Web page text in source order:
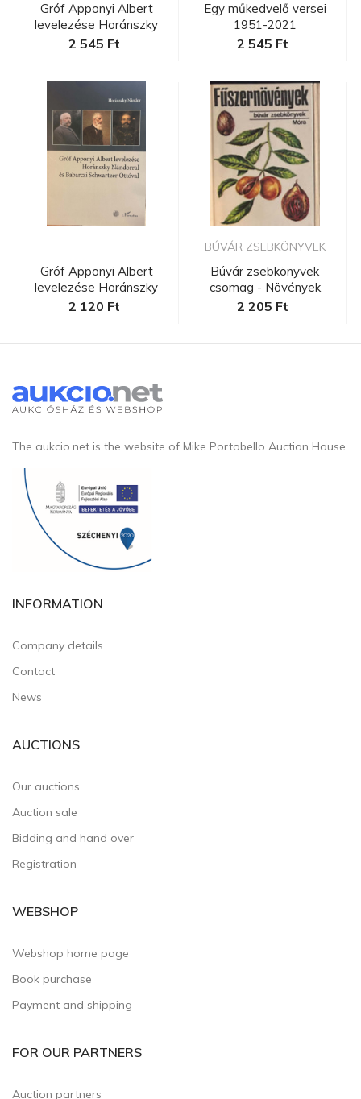
Gróf Apponyi Albert
levelezése Horánszky
Nándorra...
2 545 Ft
Gróf Apponyi Albert
levelezése Horánszky
Nándorra...
2 120 Ft
Egy műkedvelő versei
1951-2021
2 545 Ft
BÚVÁR ZSEBKÖNYVEK
Búvár zsebkönyvek
csomag - Növények
2 205 Ft
The aukcio.net is the website of Mike Portobello Auction House.
INFORMATION
Company details
Contact
News
AUCTIONS
Our auctions
Auction sale
Bidding and hand over
Registration
WEBSHOP
Webshop home page
Book purchase
Payment and shipping
FOR OUR PARTNERS
Auction partners